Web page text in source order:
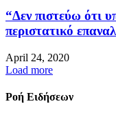
“Δεν πιστεύω ότι
περιστατικό
April 24, 2020
Load more
Ροή Ειδήσεων